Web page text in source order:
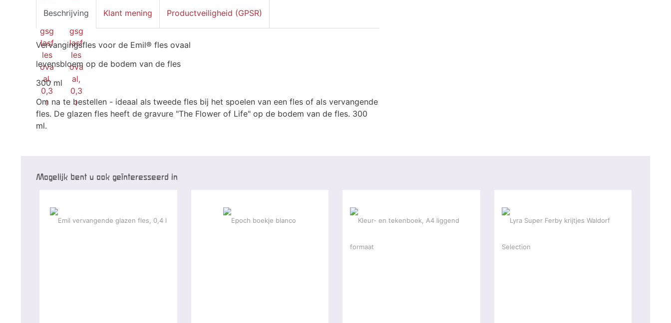
Beschrijving Klant mening Productveiligheid (GPSR)
Vervangingsfles voor de Emil® fles ovaal
levensbloem op de bodem van de fles
300 ml
Om na te bestellen - ideaal als tweede fles bij het spoelen van een fles of als vervangende
fles. De glazen fles heeft de gravure "The Flower of Life" op de bodem van de fles. 300
ml.
Mogelijk bent u ook geïnteresseerd in